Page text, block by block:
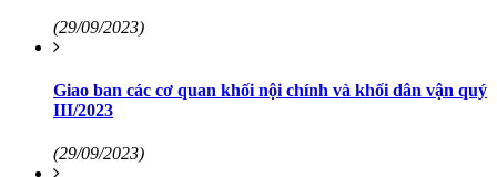
(29/09/2023)
Giao ban các cơ quan khối nội chính và khối dân vận quý
III/2023
(29/09/2023)